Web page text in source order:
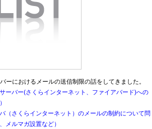
ーにおけるメールの送信制限の話をしてきました。
ーバー(さくらインターネット、ファイアバード)への
（さくらインターネット）のメールの制約について問
メルマガ設置など）